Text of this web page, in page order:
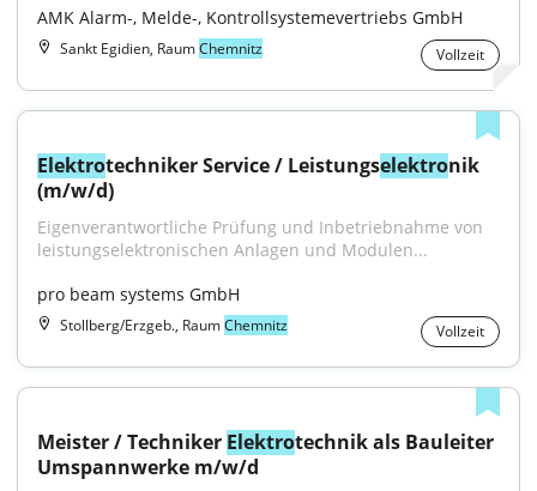
AMK Alarm-, Melde-, Kontrollsystemevertriebs GmbH
Sankt Egidien, RaumChemnitz Vollzeit
Elektrotechniker Service / Leistungselektronik
(m/w/d)
Eigenverantwortliche Prüfung und Inbetriebnahme von
leistungselektronischen Anlagen und Modulen...
pro beam systems GmbH
Stollberg/Erzgeb., RaumChemnitz Vollzeit
Meister / Techniker Elektrotechnik als Bauleiter
Umspannwerke m/w/d